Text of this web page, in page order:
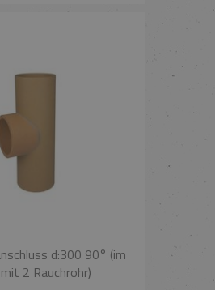
d:300 90° (im
2 Rauchrohr)